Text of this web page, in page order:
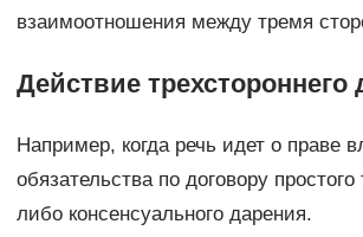
взаимоотношения между тремя
Действие трехстороннего
Например, когда речь идет о праве
обязательства по договору
либо консенсуального дарения.